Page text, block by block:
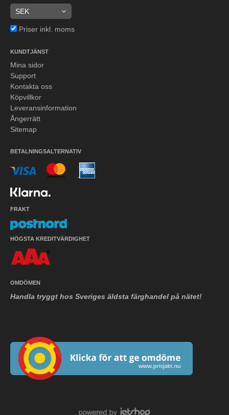
Priser inkl. moms
KUNDTJÄNST
Mina sidor
Support
Kontakta oss
Köpvillkor
Leveransinformation
Ångerrätt
Sitemap
BETALNINGSALTERNATIV
FRAKT
HÖGSTA KREDITVÄRDIGHET
OMDÖMEN
Handla tryggt hos Sveriges äldsta färghandel på nätet!